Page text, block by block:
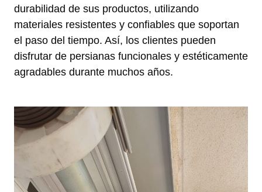
durabilidad de sus productos, utilizando
materiales resistentes y confiables que soportan
el paso del tiempo. Así, los clientes pueden
disfrutar de persianas funcionales y estéticamente
agradables durante muchos años.